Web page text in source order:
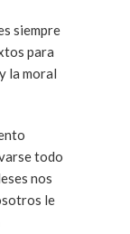
siempre
para
la moral
todo
nos
le